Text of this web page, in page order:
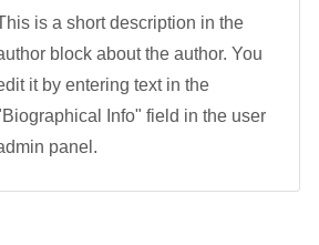
is a short description in the
block about the author. You
it by entering text in the
Info" field in the user
panel.